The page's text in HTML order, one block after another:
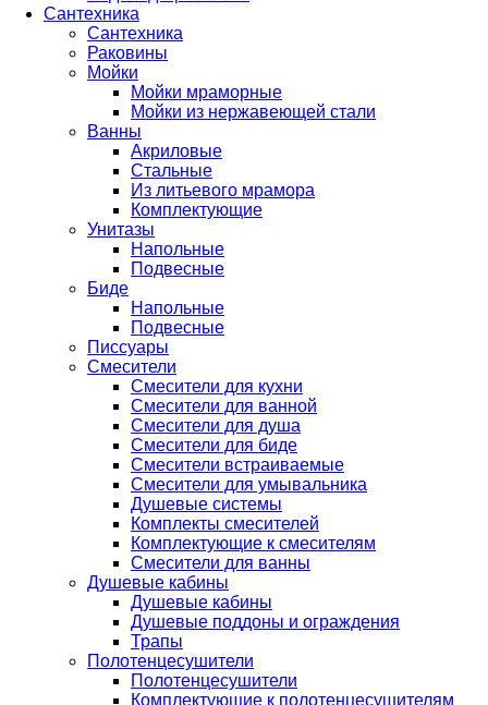
Сантехника
Сантехника
Раковины
Мойки
Мойки мраморные
Мойки из нержавеющей стали
Ванны
Акриловые
Стальные
Из литьевого мрамора
Комплектующие
Унитазы
Напольные
Подвесные
Биде
Напольные
Подвесные
Писсуары
Смесители
Смесители для кухни
Смесители для ванной
Смесители для душа
Смесители для биде
Смесители встраиваемые
Смесители для умывальника
Душевые системы
Комплекты смесителей
Комплектующие к смесителям
Смесители для ванны
Душевые кабины
Душевые кабины
Душевые поддоны и ограждения
Трапы
Полотенцесушители
Полотенцесушители
Комплектующие к полотенцесушителям